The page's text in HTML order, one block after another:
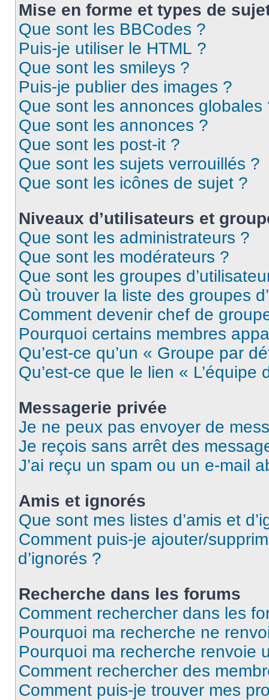
Mise en forme et types de
Que sont les BBCodes ?
Puis-je utiliser le HTML ?
Que sont les smileys ?
Puis-je publier des images ?
Que sont les annonces globales
Que sont les annonces ?
Que sont les post-it ?
Que sont les sujets verrouillés ?
Que sont les icônes de sujet ?
Niveaux d’utilisateurs et
Que sont les administrateurs ?
Que sont les modérateurs ?
Que sont les groupes
Où trouver la liste des groupes
Comment devenir chef de
Pourquoi certains membres
Qu’est-ce qu’un « Groupe par
Qu’est-ce que le lien « L’équipe
Messagerie privée
Je ne peux pas envoyer de
Je reçois sans arrêt des
J’ai reçu un spam ou un e-mail
Amis et ignorés
Que sont mes listes d’amis et
Comment puis-je ajouter/
d’ignorés ?
Recherche dans les forums
Comment rechercher dans les
Pourquoi ma recherche ne
Pourquoi ma recherche renvoie
Comment rechercher des
Comment puis-je trouver mes